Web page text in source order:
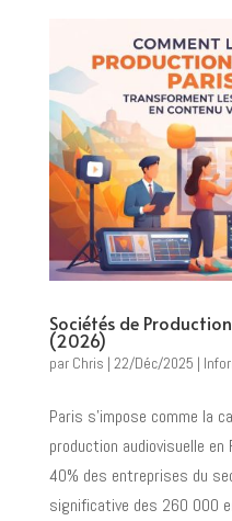
Sociétés de
(2026)
par Chris | 22/Déc/2025 |
Paris s'impose comme la
production audiovisuelle
40% des entreprises du
significative des 260 000